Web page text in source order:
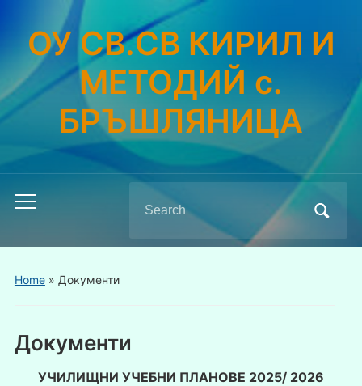
ОУ СВ.СВ КИРИЛ И
МЕТОДИЙ с.
БРЪШЛЯНИЦА
Toggle
menu
Search
for:
Home» Документи
Документи
УЧИЛИЩНИ УЧЕБНИ ПЛАНОВЕ 2025/ 2026